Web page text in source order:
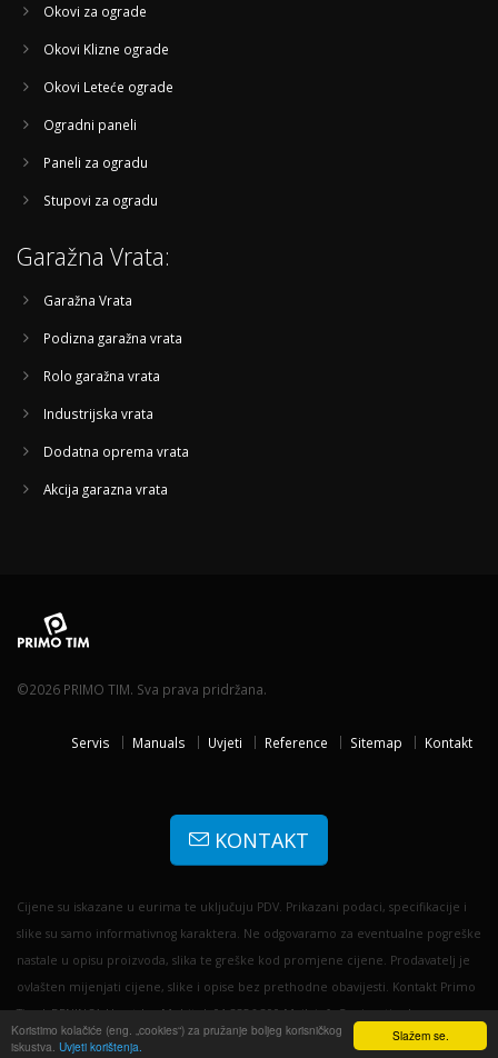
Slažem se.
Koristimo kolačiće (eng. „cookies“) za pružanje boljeg korisničkog
iskustva. Uvjeti korištenja.
Okovi za ograde
Okovi Klizne ograde
Okovi Leteće ograde
Ogradni paneli
Paneli za ogradu
Stupovi za ogradu
Garažna Vrata:
Garažna Vrata
Podizna garažna vrata
Rolo garažna vrata
Industrijska vrata
Dodatna oprema vrata
Akcija garazna vrata
©2026 PRIMO TIM. Sva prava pridržana.
Servis Manuals Uvjeti Reference Sitemap Kontakt
KONTAKT
Cijene su iskazane u eurima te uključuju PDV. Prikazani podaci, specifikacije i
slike su samo informativnog karaktera. Ne odgovaramo za eventualne pogreške
nastale u opisu proizvoda, slika te greške kod promjene cijene. Prodavatelj je
ovlašten mijenjati cijene, slike i opise bez prethodne obavijesti. Kontakt Primo
Tim | BENINCA Hrvatska: Mobitel: 01 3356 300 Mail: info@primotim.hr